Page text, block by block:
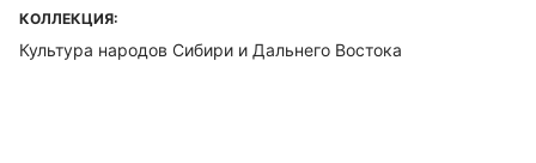
КОЛЛЕКЦИЯ:
Культура народов Сибири и Дальнего Востока